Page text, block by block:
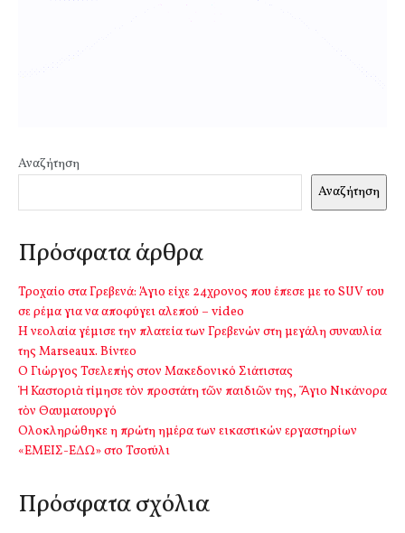
Αναζήτηση
Αναζήτηση
Πρόσφατα άρθρα
Τροχαίο στα Γρεβενά: Άγιο είχε 24χρονος που έπεσε με το SUV του
σε ρέμα για να αποφύγει αλεπού – video
Η νεολαία γέμισε την πλατεία των Γρεβενών στη μεγάλη συναυλία
της Marseaux. Βίντεο
Ο Γιώργος Τσελεπής στον Μακεδονικό Σιάτιστας
Ἡ Καστοριὰ τίμησε τὸν προστάτη τῶν παιδιῶν της, Ἅγιο Νικάνορα
τὸν Θαυματουργό
Ολοκληρώθηκε η πρώτη ημέρα των εικαστικών εργαστηρίων
«ΕΜΕΙΣ-ΕΔΩ» στο Τσοτύλι
Πρόσφατα σχόλια